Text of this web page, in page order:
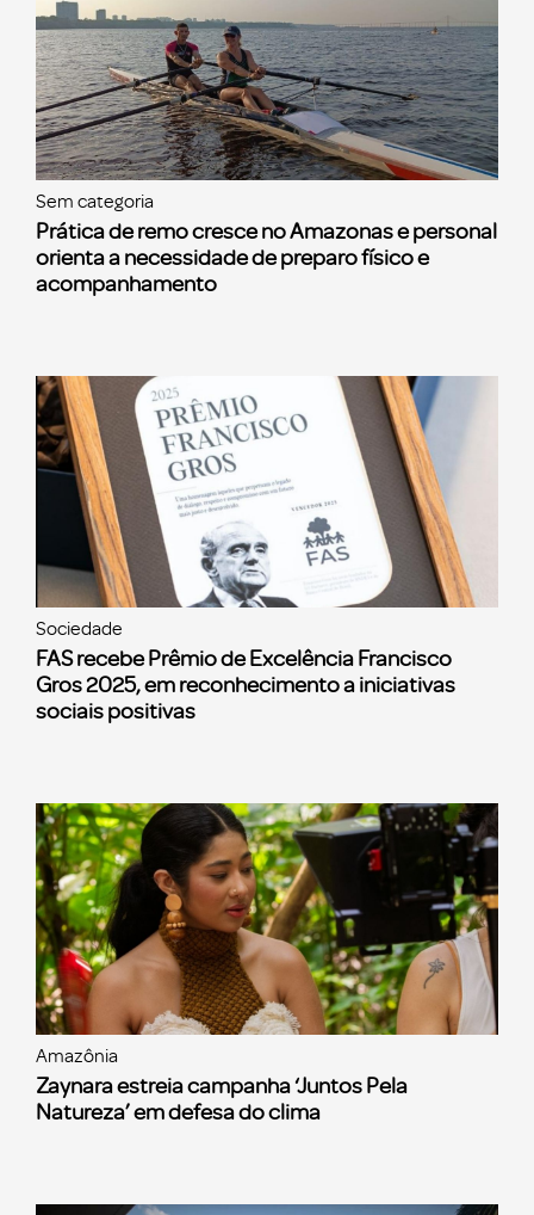
Sem categoria
Prática de remo cresce no Amazonas e personal
orienta a necessidade de preparo físico e
acompanhamento
Sociedade
FAS recebe Prêmio de Excelência Francisco
Gros 2025, em reconhecimento a iniciativas
sociais positivas
Amazônia
Zaynara estreia campanha ‘Juntos Pela
Natureza’ em defesa do clima